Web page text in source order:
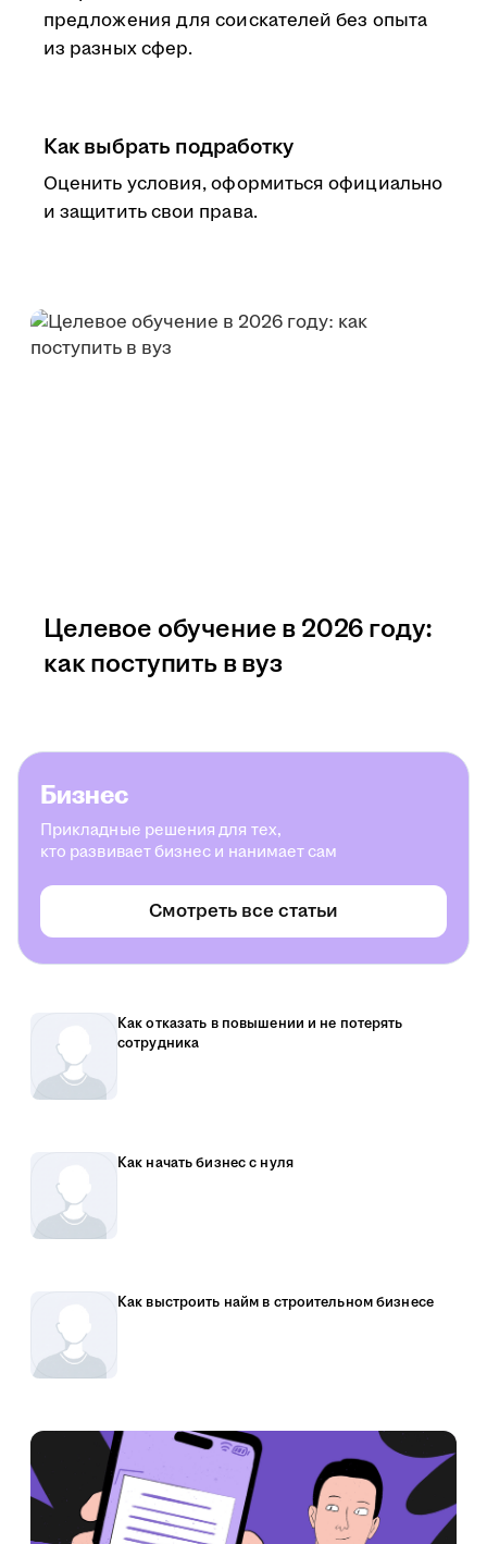
предложения для соискателей без опыта
из разных сфер.
Как выбрать подработку
Оценить условия, оформиться официально
и защитить свои права.
Целевое обучение в 2026 году:
как поступить в вуз
Бизнес
Прикладные решения для тех,
кто развивает бизнес и нанимает сам
Смотреть все статьи
Как отказать в повышении и не потерять
сотрудника
Как начать бизнес с нуля
Как выстроить найм в строительном бизнесе